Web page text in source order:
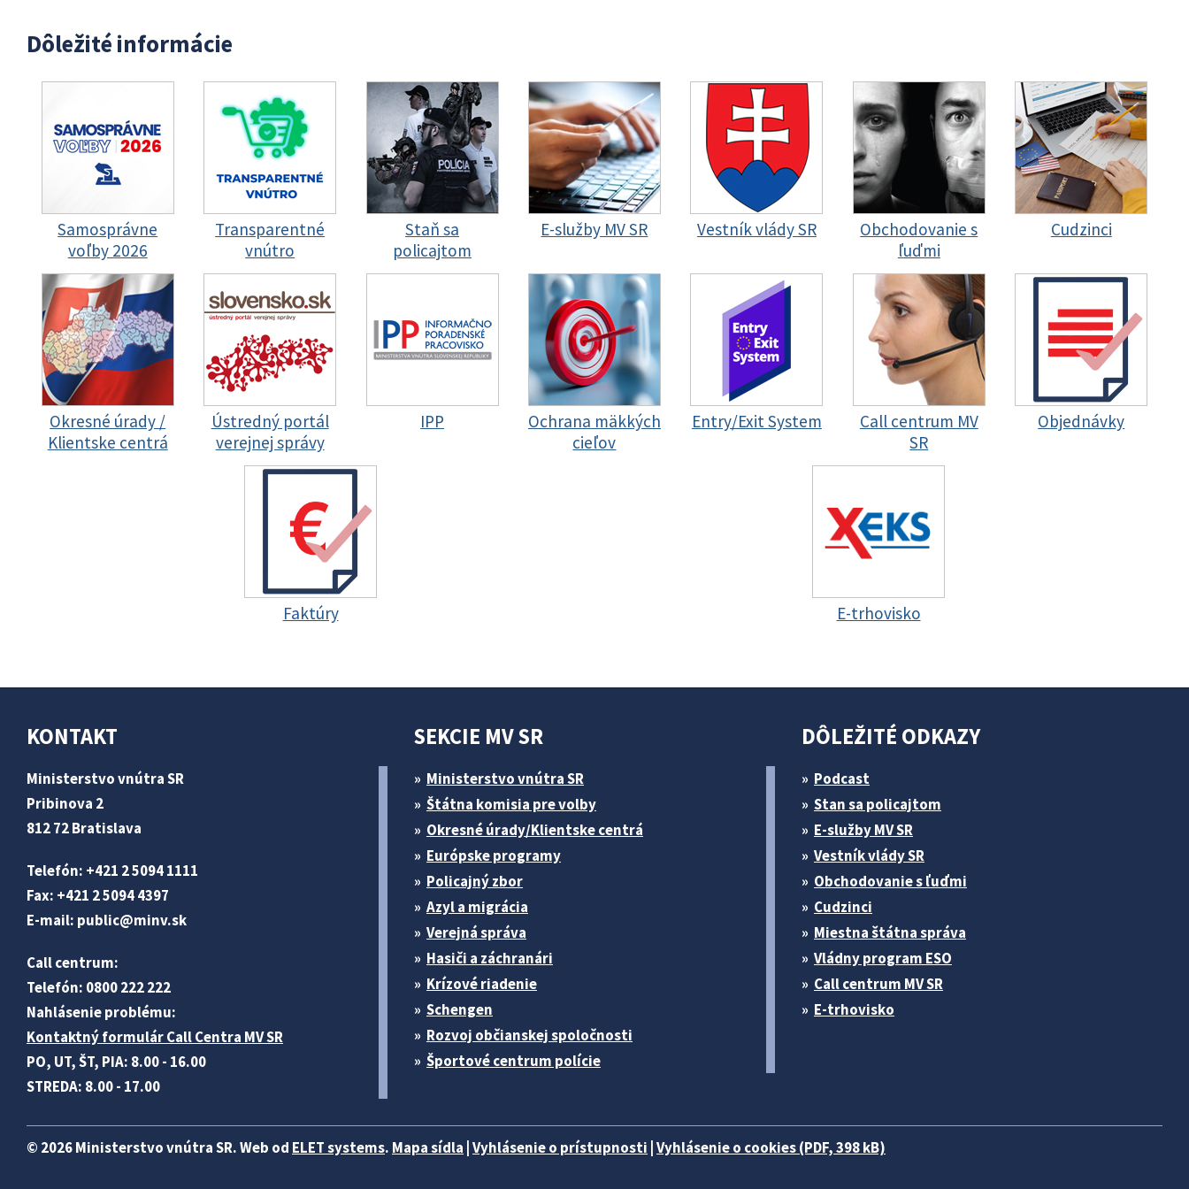
Dôležité informácie
Samosprávne
voľby 2026
Transparentné
vnútro
Staň sa
policajtom
E-služby MV SR Vestník vlády SR
Obchodovanie s
ľuďmi
Cudzinci
Okresné úrady /
Klientske centrá
Ústredný portál
verejnej správy
IPP
Ochrana mäkkých
cieľov
Entry/Exit System
Call centrum MV
SR
Objednávky
Faktúry E-trhovisko
KONTAKT
Ministerstvo vnútra SR
Pribinova 2
812 72 Bratislava
Telefón: +421 2 5094 1111
Fax: +421 2 5094 4397
E-mail: public@minv.sk
Call centrum:
Telefón: 0800 222 222
Nahlásenie problému:
Kontaktný formulár Call Centra MV SR
PO, UT, ŠT, PIA: 8.00 - 16.00
STREDA: 8.00 - 17.00
SEKCIE MV SR
Ministerstvo vnútra SR
Štátna komisia pre volby
Okresné úrady/Klientske centrá
Európske programy
Policajný zbor
Azyl a migrácia
Verejná správa
Hasiči a záchranári
Krízové riadenie
Schengen
Rozvoj občianskej spoločnosti
Športové centrum polície
DÔLEŽITÉ ODKAZY
Podcast
Stan sa policajtom
E-služby MV SR
Vestník vlády SR
Obchodovanie s ľuďmi
Cudzinci
Miestna štátna správa
Vládny program ESO
Call centrum MV SR
E-trhovisko
© 2026 Ministerstvo vnútra SR. Web od ELET systems. Mapa sídla Vyhlásenie o prístupnosti Vyhlásenie o cookies (PDF, 398 kB)